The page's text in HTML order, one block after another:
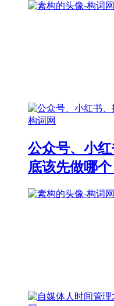
公众号、小红
底该先做哪个